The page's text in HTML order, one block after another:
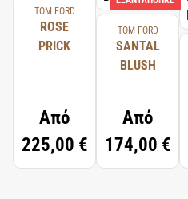
TOM FORD
ROSE
PRICK
Από
225,00 €
TOM FORD
SANTAL
BLUSH
Από
174,00 €